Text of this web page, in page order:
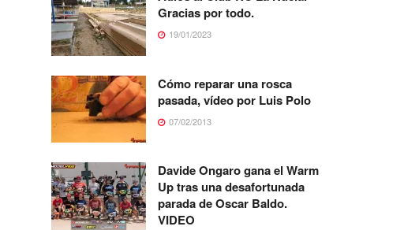
Gracias por todo.
19/01/2023
Cómo reparar una rosca
pasada, vídeo por Luis Polo
07/02/2013
Davide Ongaro gana el Warm
Up tras una desafortunada
parada de Oscar Baldo.
VIDEO